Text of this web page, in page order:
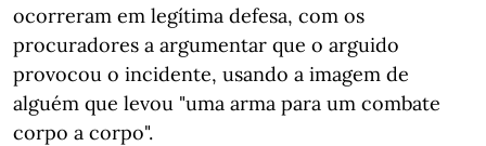
ocorreram em legítima defesa, com os
procuradores a argumentar que o arguido
provocou o incidente, usando a imagem de
alguém que levou "uma arma para um combate
corpo a corpo".